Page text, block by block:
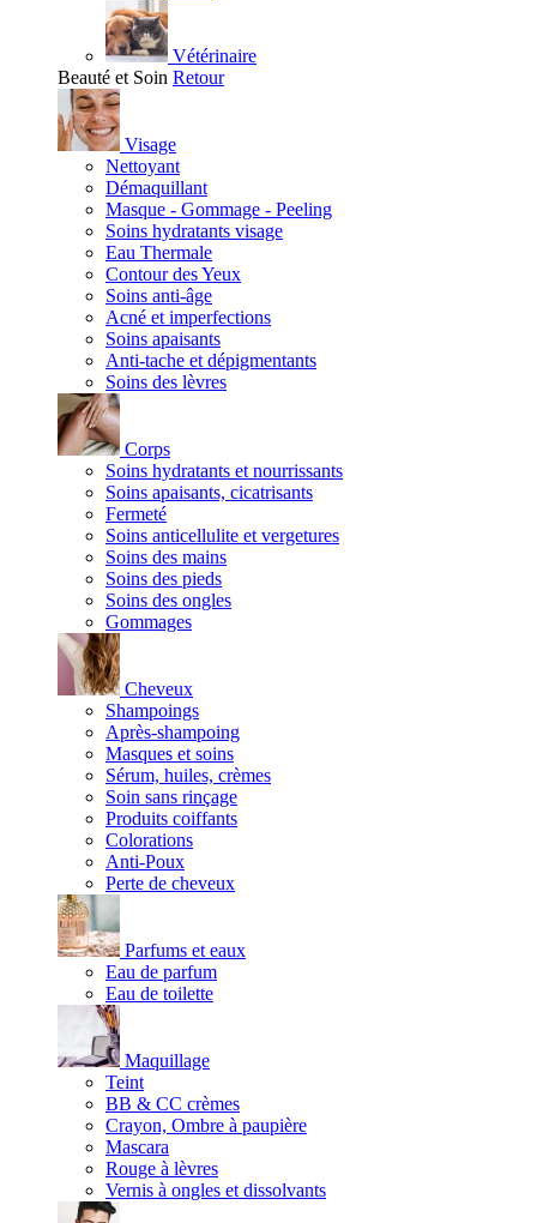
Vétérinaire
Beauté et Soin Retour
Visage
Nettoyant
Démaquillant
Masque - Gommage - Peeling
Soins hydratants visage
Eau Thermale
Contour des Yeux
Soins anti-âge
Acné et imperfections
Soins apaisants
Anti-tache et dépigmentants
Soins des lèvres
Corps
Soins hydratants et nourrissants
Soins apaisants, cicatrisants
Fermeté
Soins anticellulite et vergetures
Soins des mains
Soins des pieds
Soins des ongles
Gommages
Cheveux
Shampoings
Après-shampoing
Masques et soins
Sérum, huiles, crèmes
Soin sans rinçage
Produits coiffants
Colorations
Anti-Poux
Perte de cheveux
Parfums et eaux
Eau de parfum
Eau de toilette
Maquillage
Teint
BB & CC crèmes
Crayon, Ombre à paupière
Mascara
Rouge à lèvres
Vernis à ongles et dissolvants